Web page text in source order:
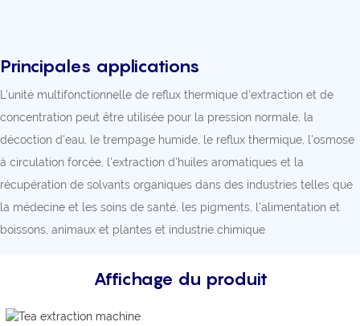
Principales applications
L'unité multifonctionnelle de reflux thermique d'extraction et de
concentration peut être utilisée pour la pression normale, la
décoction d'eau, le trempage humide, le reflux thermique, l'osmose
à circulation forcée, l'extraction d'huiles aromatiques et la
récupération de solvants organiques dans des industries telles que
la médecine et les soins de santé, les pigments, l'alimentation et
boissons, animaux et plantes et industrie chimique
Affichage du produit